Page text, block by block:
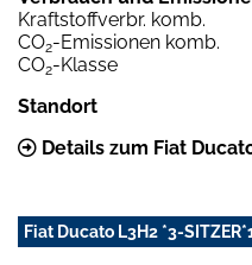
Kraftstoffverbr. komb.
CO2-Emissionen komb.
CO2-Klasse
Standort
Details zum Fiat
Fiat Ducato L3H2 *3-